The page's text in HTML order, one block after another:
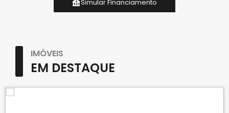
Simular Financiamento
IMÓVEIS
EM DESTAQUE